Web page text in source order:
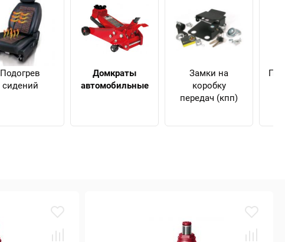
Подогрев
сидений
Домкраты
автомобильные
Замки на
коробку
передач (кпп)